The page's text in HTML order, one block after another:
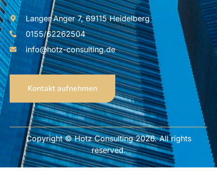
Langer Anger 7, 69115 Heidelberg
0155/62262504
info@hotz-consulting.de
Kontakt aufnehmen
Copyright © Hotz Consulting 2026. All rights
reserved.